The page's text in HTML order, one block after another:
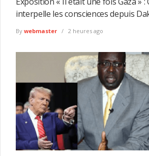
interpelle les consciences depuis
By webmaster 2 heures ago